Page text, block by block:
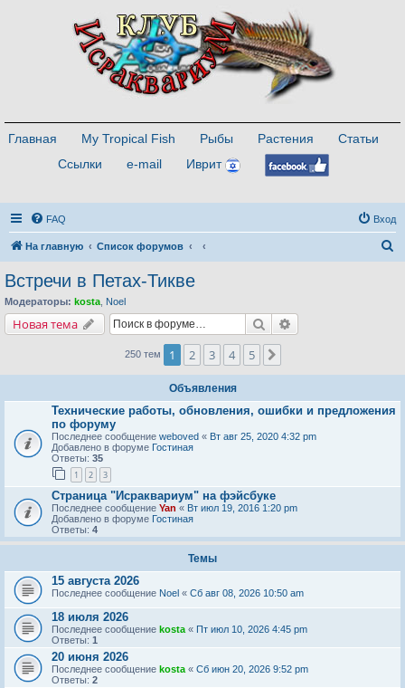
Главная My Tropical Fish Рыбы Растения
Статьи
Ссылки
e-mail Иврит
FAQ Вход
На главную Список форумов
Встречи в Петах-Тикве
Модераторы: kosta Noel
Новая тема Поиск
250 тем 1 2 3 4 5
Объявления
Технические работы, обновления, ошибки и предложения
по форуму
Последнее сообщение weboved « Вт авг 25, 2020 4:32 pm
Добавлено в форуме Гостиная
Ответы: 35
1 2 3
Страница "Исраквариум" на фэйсбуке
Последнее сообщение Yan « Вт июл 19, 2016 1:20 pm
Добавлено в форуме Гостиная
Ответы: 4
Темы
15 августа 2026
Последнее сообщение Noel « Сб авг 08, 2026 10:50 am
18 июля 2026
Последнее сообщение kosta « Пт июл 10, 2026 4:45 pm
Ответы: 1
20 июня 2026
Последнее сообщение kosta « Сб июн 20, 2026 9:52 pm
Ответы: 2